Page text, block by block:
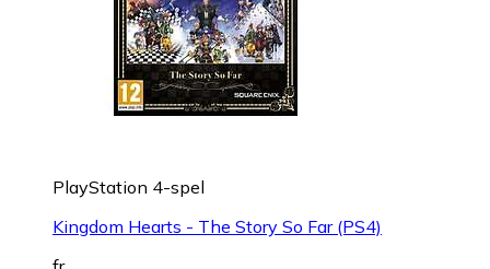
PlayStation 4-spel
Kingdom Hearts - The Story So Far (PS4)